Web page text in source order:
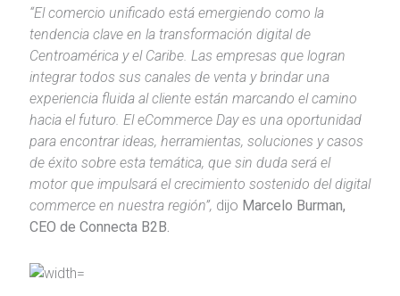
“El comercio unificado está emergiendo como la
tendencia clave en la transformación digital de
Centroamérica y el Caribe. Las empresas que logran
integrar todos sus canales de venta y brindar una
experiencia fluida al cliente están marcando el camino
hacia el futuro. El eCommerce Day es una oportunidad
para encontrar ideas, herramientas, soluciones y casos
de éxito sobre esta temática, que sin duda será el
motor que impulsará el crecimiento sostenido del digital
commerce en nuestra región”, dijo Marcelo Burman,
CEO de Connecta B2B.